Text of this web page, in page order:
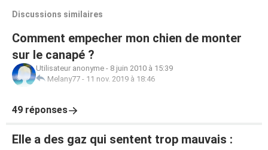
Discussions similaires
Comment empecher mon chien de monter
sur le canapé ?
Utilisateur anonyme - 8 juin 2010 à 15:39
Melany77 - 11 nov. 2019 à 18:46
49 réponses
Elle a des gaz qui sentent trop mauvais :